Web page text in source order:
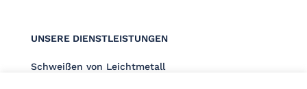
UNSERE DIENSTLEISTUNGEN
Schweißen von Leichtmetall